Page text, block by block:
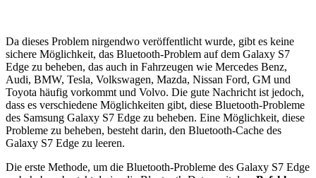
Da dieses Problem nirgendwo veröffentlicht wurde, gibt es keine
sichere Möglichkeit, das Bluetooth-Problem auf dem Galaxy S7
Edge zu beheben, das auch in Fahrzeugen wie Mercedes Benz,
Audi, BMW, Tesla, Volkswagen, Mazda, Nissan Ford, GM und
Toyota häufig vorkommt und Volvo. Die gute Nachricht ist jedoch,
dass es verschiedene Möglichkeiten gibt, diese Bluetooth-Probleme
des Samsung Galaxy S7 Edge zu beheben. Eine Möglichkeit, diese
Probleme zu beheben, besteht darin, den Bluetooth-Cache des
Galaxy S7 Edge zu leeren.
Die erste Methode, um die Bluetooth-Probleme des Galaxy S7 Edge